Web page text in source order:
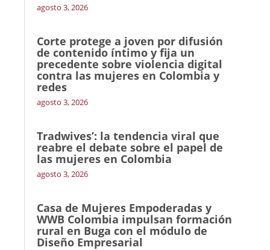
agosto 3, 2026
Corte protege a joven por difusión
de contenido íntimo y fija un
precedente sobre violencia digital
contra las mujeres en Colombia y
redes
agosto 3, 2026
Tradwives’: la tendencia viral que
reabre el debate sobre el papel de
las mujeres en Colombia
agosto 3, 2026
Casa de Mujeres Empoderadas y
WWB Colombia impulsan formación
rural en Buga con el módulo de
Diseño Empresarial